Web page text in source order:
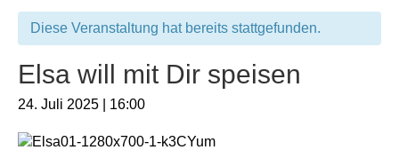
Diese Veranstaltung hat bereits stattgefunden.
Elsa will mit Dir speisen
24. Juli 2025 | 16:00